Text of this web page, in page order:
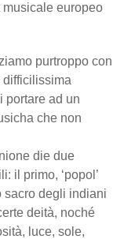
musicale europeo
purtroppo con
difficilissima
portare ad un
che non
die due
il primo, ‘popol’
sacro degli indiani
deità, noché
luce, sole,